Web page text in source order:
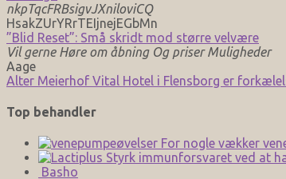
nkpTqcFRBsigvJXniloviCQ
HsakZUrYRrTEIjnejEGbMn
”Blid Reset”: Små skridt mod større velvære
Vil gerne Høre om åbning Og priser Muligheder
Aage
Alter Meierhof Vital Hotel i Flensborg er
Top behandler
For nogle vækker
Styrk immunforsvaret ved at
Basho